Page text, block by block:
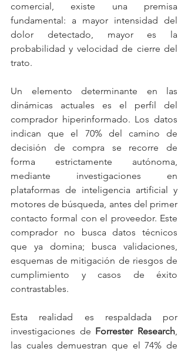
comercial, existe una premisa
fundamental: a mayor intensidad del
dolor detectado, mayor es la
probabilidad y velocidad de cierre del
trato.
Un elemento determinante en las
dinámicas actuales es el perfil del
comprador hiperinformado. Los datos
indican que el 70% del camino de
decisión de compra se recorre de
forma estrictamente autónoma,
mediante investigaciones en
plataformas de inteligencia artificial y
motores de búsqueda, antes del primer
contacto formal con el proveedor. Este
comprador no busca datos técnicos
que ya domina; busca validaciones,
esquemas de mitigación de riesgos de
cumplimiento y casos de éxito
contrastables.
Esta realidad es respaldada por
investigaciones de Forrester Research,
las cuales demuestran que el 74% de